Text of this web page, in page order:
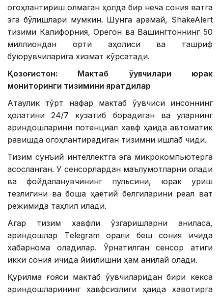
огоҳлантириш олмаган ҳолда бир неча сония вақтга
эга бўлишлари мумкин. Шунга қарамай, ShakeAlert
тизими Калифорния, Орегон ва Вашингтоннинг 50
миллиондан ортиқ аҳолиси ва ташриф
буюрувчиларига хизмат кўрсатади.
Қозоғистон: Мактаб ўқувчилари юрак
мониторинги тизимини яратдилар
Ақтаулик тўрт нафар мактаб ўқувчиси инсоннинг
ҳолатини 24/7 кузатиб борадиган ва уларнинг
қариндошларини потенциал хавф ҳақида автоматик
равишда огоҳлантирадиган тизимни ишлаб чиқди.
Тизим сунъий интеллектга эга микрокомпьютерга
асосланган. У сенсорлардан маълумотларни олади
ва фойдаланувчининг пульсини, юрак уриш
тезлигини ва бошқа ҳаётий белгиларини реал вақт
режимида таҳлил қилади.
Агар тизим хавфли ўзгаришларни аниқласа,
қариндошлар Тelegram орқали беш сония ичида
хабарнома оладилар. Ўрнатилган сенсор атиги
икки сония ичида йиқилишни ҳам аниқлай олади.
Қурилма ғояси мактаб ўқувчиларидан бири кекса
қариндошларининг хавфсизлиги ҳақида хавотирга